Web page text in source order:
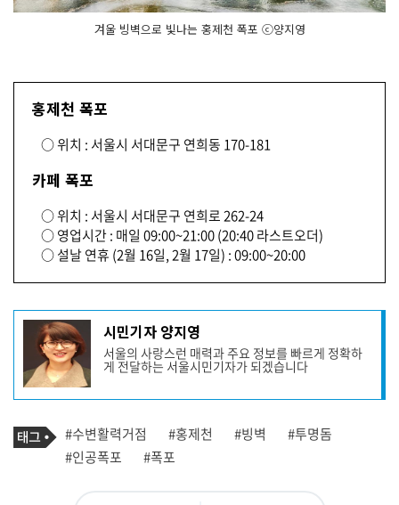
겨울 빙벽으로 빛나는 홍제천 폭포 ⓒ양지영
홍제천 폭포
○ 위치 : 서울시 서대문구 연희동 170-181
카페 폭포
○ 위치 : 서울시 서대문구 연희로 262-24
○ 영업시간 : 매일 09:00~21:00 (20:40 라스트오더)
○ 설날 연휴 (2월 16일, 2월 17일) : 09:00~20:00
기
성
자
프
필
시민기자 양지영
서울의 사랑스런 매력과 주요 정보를 빠르게 정확하
게 전달하는 서울시민기자가 되겠습니다
사
관
련
태
그
#수변활력거점 #홍제천 #빙벽
#투명돔
#인공폭포
#폭포